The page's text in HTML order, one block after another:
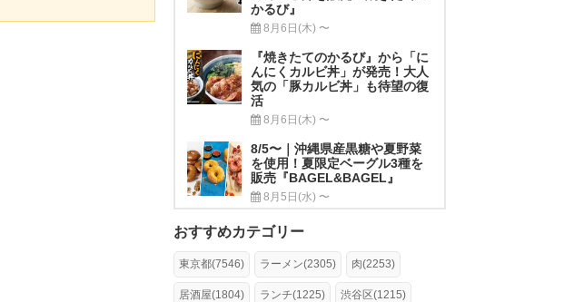
かるび』
8月6日(木) 〜
『焼きたてのかるび』から「に
んにくカルビ丼」が発売！大人
気の「豚カルビ丼」も待望の復
活
8月6日(木) 〜
8/5〜｜沖縄県産黒糖や夏野菜
を使用！夏限定ベーグル3種を
販売『BAGEL&BAGEL』
8月5日(水) 〜
おすすめカテゴリー
東京都(7546) ラーメン(2305) 肉(2253)
居酒屋(1804) ランチ(1225) 渋谷区(1215)